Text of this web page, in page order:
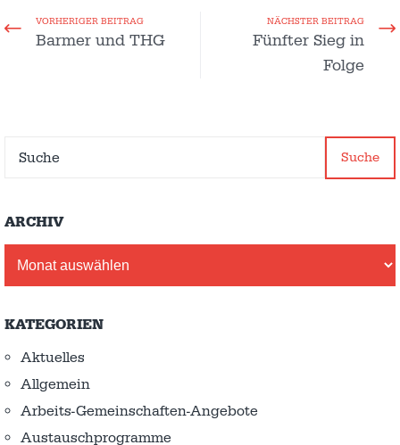
VORHERIGER BEITRAG
Barmer und THG
NÄCHSTER BEITRAG
Fünfter Sieg in
Folge
Suche
ARCHIV
KATEGORIEN
Aktuelles
Allgemein
Arbeits-Gemeinschaften-Angebote
Austausch­programme